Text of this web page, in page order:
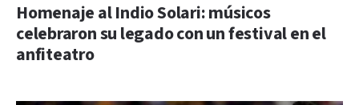
Homenaje al Indio Solari: músicos
celebraron su legado con un festival en el
anfiteatro